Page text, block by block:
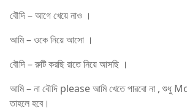
বৌদি – আগে খেয়ে নাও ।
আমি – ওকে নিয়ে আসো ।
বৌদি – রুটি করছি রাতে নিয়ে আসছি ।
আমি – না বৌদি please আমি খেতে পারবো না ,
তাহলে হবে।